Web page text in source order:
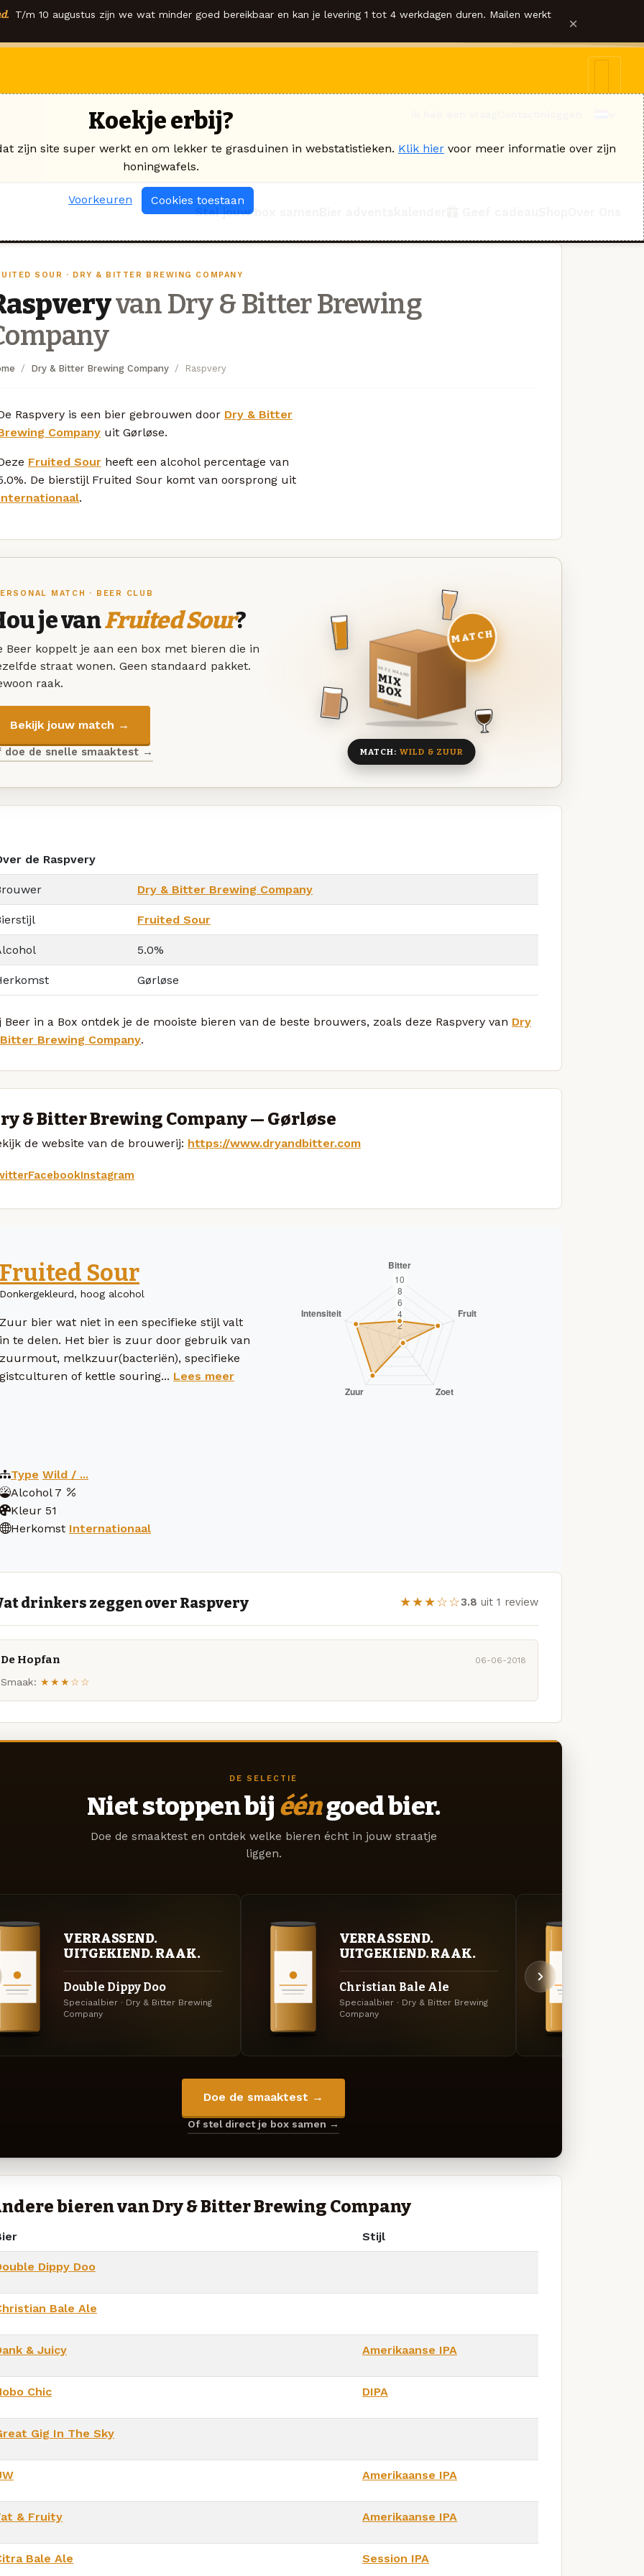
T/m 10 augustus zijn we wat minder goed bereikbaar en kan je levering 1 tot 4 werkdagen duren. Mailen werkt ×
Stel jouw box samen
SOUR · DRY & BITTER BREWING COMPANY
van Dry & Bitter Brewing
Dry & Bitter Brewing Company Raspvery
Raspvery is een bier gebrouwen door Dry & Bitter
Company uit Gørløse.
Fruited Sour heeft een alcohol percentage van
De bierstijl Fruited Sour komt van oorsprong uit
.
MATCH · BEER CLUB
je vanFruited Sour?
Beer koppelt je aan een box met bieren die in
straat wonen. Geen standaard pakket.
raak.
Bekijk jouw match →
doe de snelle smaaktest →
DEZE MAAND
MIX
BOX
8 BIEREN
MATCH
MATCH: WILD & ZUUR
de Raspvery
Dry & Bitter Brewing Company
Fruited Sour
5.0%
Gørløse
Beer in a Box ontdek je de mooiste bieren van de beste brouwers, zoals deze Raspvery van Dry
Brewing Company.
& Bitter Brewing Company — Gørløse
de website van de brouwerij: https://www.dryandbitter.com
FacebookInstagram
Fruited Sour
Donkergekleurd, hoog alcohol
Zuur bier wat niet in een specifieke stijl valt
in te delen. Het bier is zuur door gebruik van
zuurmout, melkzuur(bacteriën), specifieke
gistculturen of kettle souring... Lees meer
Type Wild / ...
Alcohol 7
Kleur 51
Herkomst Internationaal
drinkers zeggen over Raspvery ★★★☆☆3.8 uit 1 review
De Hopfan 06-06-2018
Smaak: ★★★☆☆
DE SELECTIE
Niet stoppen bij ééngoed bier.
Doe de smaaktest en ontdek welke bieren écht in jouw straatje
liggen.
VERRASSEND.
UITGEKIEND. RAAK.
Double Dippy Doo
Speciaalbier · Dry & Bitter Brewing
Company
VERRASSEND.
UITGEKIEND. RAAK.
Christian Bale Ale
Speciaalbier · Dry & Bitter Brewing
Company
Doe de smaaktest →
Of stel direct je box samen →
bieren van Dry & Bitter Brewing Company
Stijl
Dippy Doo
Bale Ale
& Juicy Amerikaanse IPA
Chic DIPA
Gig In The Sky
Amerikaanse IPA
& Fruity Amerikaanse IPA
Bale Ale Session IPA
Koekje erbij?
zijn site super werkt en om lekker te grasduinen in webstatistieken. Klik hier voor meer informatie over zijn
honingwafels.
Voorkeuren Cookies toestaan